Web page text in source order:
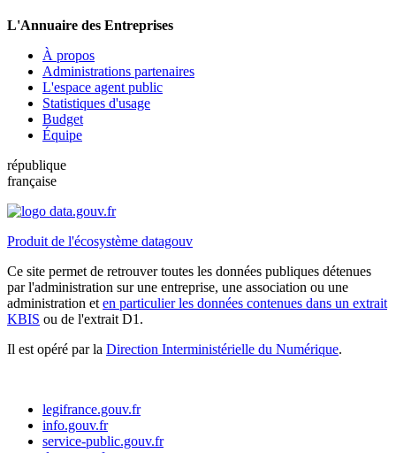
L'Annuaire des Entreprises
À propos
Administrations partenaires
L'espace agent public
Statistiques d'usage
Budget
Équipe
république
française
Produit de l'écosystème datagouv
Ce site permet de retrouver toutes les données publiques détenues
par l'administration sur une entreprise, une association ou une
administration et en particulier les données contenues dans un extrait
KBIS ou de l'extrait D1.
Il est opéré par la Direction Interministérielle du Numérique.
legifrance.gouv.fr
info.gouv.fr
service-public.gouv.fr